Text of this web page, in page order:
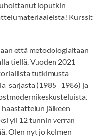
loputkin
Kurssit
että metodologialtaan
tiellä. Vuoden 2021
tutkimusta
sarjasta (1985–1986) ja
haastattelun jälkeen
yli 12 tunnin verran –
Olen nyt jo kolmen